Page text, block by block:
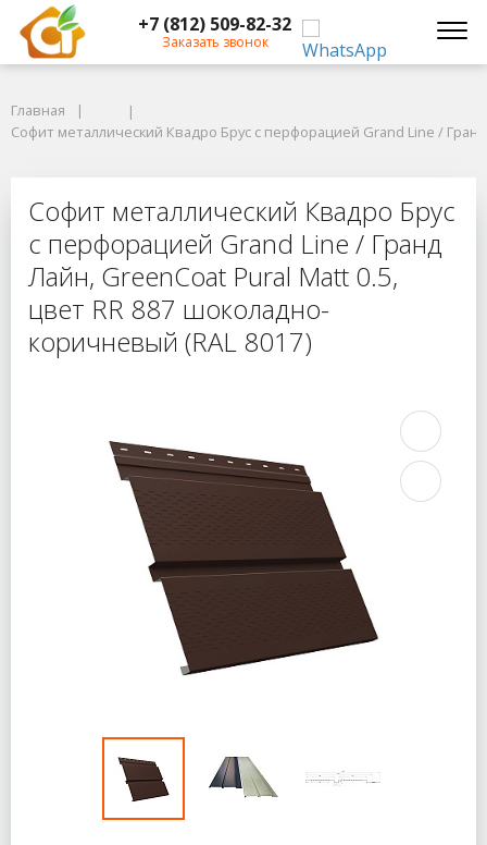
+7 (812) 509-82-32
Заказать звонок
Софит металлический Квадро Брус с перфорацией Grand Line /
Софит металлический Квадро
Главная
Софит металлический Квадро Брус с перфорацией Grand Line /
Софит металлический Квадро Брус
с перфорацией Grand Line / Гранд
Лайн, GreenCoat Pural Matt 0.5,
цвет RR 887 шоколадно-
коричневый (RAL 8017)